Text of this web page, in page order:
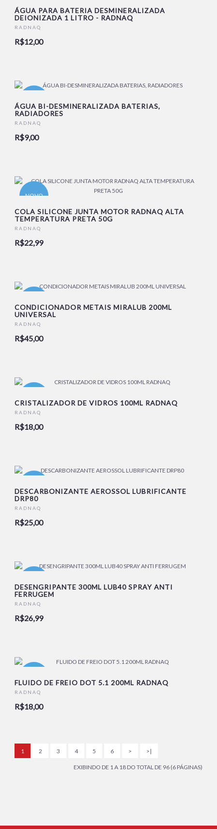
ÁGUA PARA BATERIA DESMINERALIZADA
DEIONIZADA 1 LITRO - RADNAQ
RADNAQ
R$12,00
ÁGUA BI-DESMINERALIZADA BATERIAS,
RADIADORES
RADNAQ
R$9,00
NOVO
COLA SILICONE JUNTA MOTOR RADNAQ ALTA
TEMPERATURA PRETA 50G
RADNAQ
R$22,99
CONDICIONADOR METAIS MIRALUB 200ML
UNIVERSAL
RADNAQ
R$45,00
CRISTALIZADOR DE VIDROS 100ML RADNAQ
RADNAQ
R$18,00
DESCARBONIZANTE AEROSSOL LUBRIFICANTE
DRP80
RADNAQ
R$25,00
DESENGRIPANTE 300ML LUB40 SPRAY ANTI
FERRUGEM
RADNAQ
R$26,99
FLUIDO DE FREIO DOT 5.1 200ML RADNAQ
RADNAQ
R$18,00
1 2 3 4 5 6 > >|
EXIBINDO DE 1 A 18 DO TOTAL DE 96 (6 PÁGINAS)